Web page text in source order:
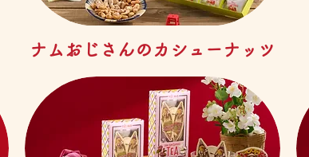
제품보기
ナムおじさんのカシューナッツ